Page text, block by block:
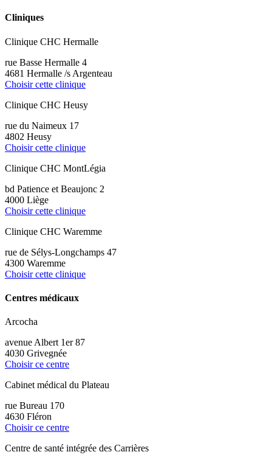
Cliniques
Clinique CHC Hermalle
rue Basse Hermalle 4
4681 Hermalle /s Argenteau
Choisir cette clinique
Clinique CHC Heusy
rue du Naimeux 17
4802 Heusy
Choisir cette clinique
Clinique CHC MontLégia
bd Patience et Beaujonc 2
4000 Liège
Choisir cette clinique
Clinique CHC Waremme
rue de Sélys-Longchamps 47
4300 Waremme
Choisir cette clinique
Centres médicaux
Arcocha
avenue Albert 1er 87
4030 Grivegnée
Choisir ce centre
Cabinet médical du Plateau
rue Bureau 170
4630 Fléron
Choisir ce centre
Centre de santé intégrée des Carrières